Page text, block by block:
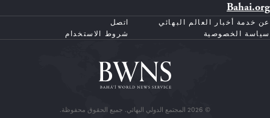
Bahai.org
عن خدمة أخبار العالم البهائي
اتصل
سياسة الخصوصية
شروط الاستخدام
© 2026 المجتمع الدولي البهائي. جميع الحقوق محفوظة.